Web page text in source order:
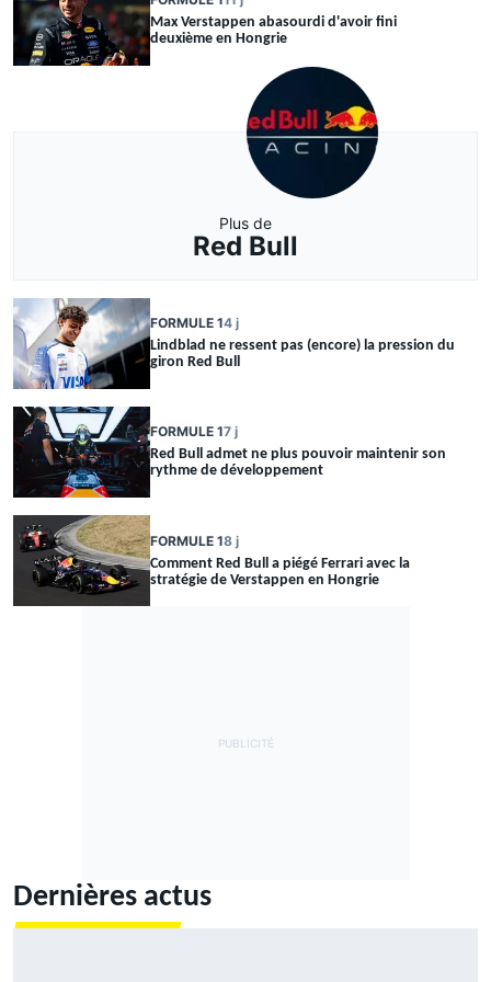
Max Verstappen abasourdi d'avoir fini
deuxième en Hongrie
Plus de
Red Bull
FORMULE 14 j
Lindblad ne ressent pas (encore) la pression du
giron Red Bull
FORMULE 17 j
Red Bull admet ne plus pouvoir maintenir son
rythme de développement
FORMULE 18 j
Comment Red Bull a piégé Ferrari avec la
stratégie de Verstappen en Hongrie
Dernières actus